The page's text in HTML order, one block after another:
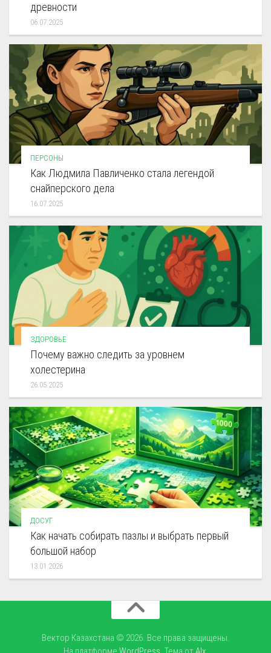
древности
06.07.2025
ПЕРСОНЫ
Как Людмила Павличенко стала легендой
снайперского дела
16.07.2025
ЗДОРОВЬЕ
Почему важно следить за уровнем
холестерина
26.05.2025
ДОСУГ
Как начать собирать пазлы и выбрать первый
большой набор
13.01.2026
Вектор Казахстана © 2026. Все права защищены.